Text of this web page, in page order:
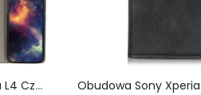
Skórzany Futerał Sony Xperia L4 Czerwony Czarny Etui Na Telefon Klasyczna Sztuczna Skóra